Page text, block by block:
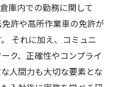
庫内での勤務に関して
許や高所作業車の免許が
それに加え、コミュニ
ク、正確性やコンプライ
人間力も大切な要素とな